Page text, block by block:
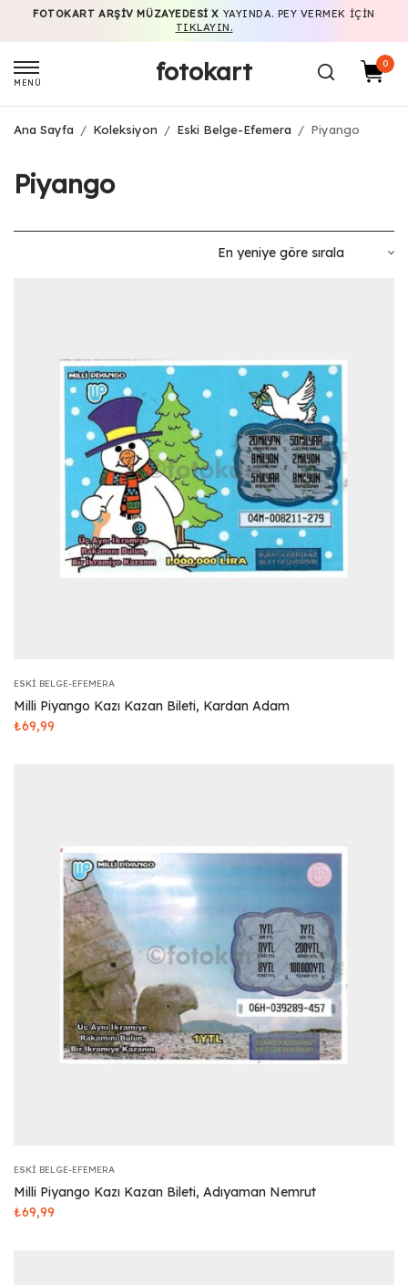
FOTOKART ARŞIV MÜZAYEDESI X YAYINDA. PEY VERMEK IÇIN
TIKLAYIN.
MENÜ fotokart 0
Ana Sayfa / Koleksiyon / Eski Belge-Efemera / Piyango
Piyango
ESKI BELGE-EFEMERA
Milli Piyango Kazı Kazan Bileti, Kardan Adam
₺69,99
ESKI BELGE-EFEMERA
Milli Piyango Kazı Kazan Bileti, Adıyaman Nemrut
₺69,99